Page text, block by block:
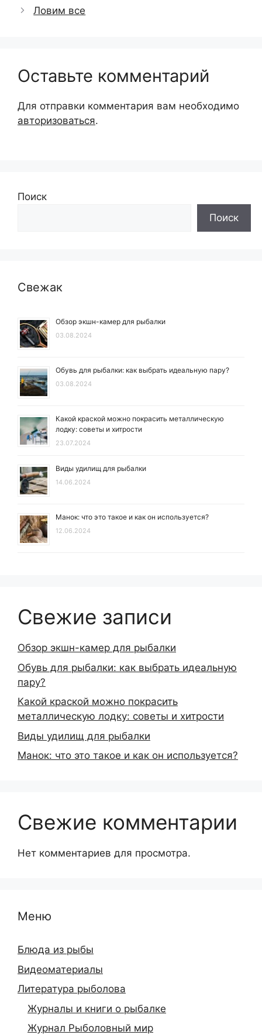
Ловим все
Оставьте комментарий
Для отправки комментария вам необходимо
авторизоваться.
Поиск
Поиск
Свежак
Обзор экшн-камер для рыбалки
03.08.2024
Обувь для рыбалки: как выбрать идеальную пару?
03.08.2024
Какой краской можно покрасить металлическую
лодку: советы и хитрости
23.07.2024
Виды удилищ для рыбалки
14.06.2024
Манок: что это такое и как он используется?
12.06.2024
Свежие записи
Обзор экшн-камер для рыбалки
Обувь для рыбалки: как выбрать идеальную
пару?
Какой краской можно покрасить
металлическую лодку: советы и хитрости
Виды удилищ для рыбалки
Манок: что это такое и как он используется?
Свежие комментарии
Нет комментариев для просмотра.
Меню
Блюда из рыбы
Видеоматериалы
Литература рыболова
Журналы и книги о рыбалке
Журнал Рыболовный мир